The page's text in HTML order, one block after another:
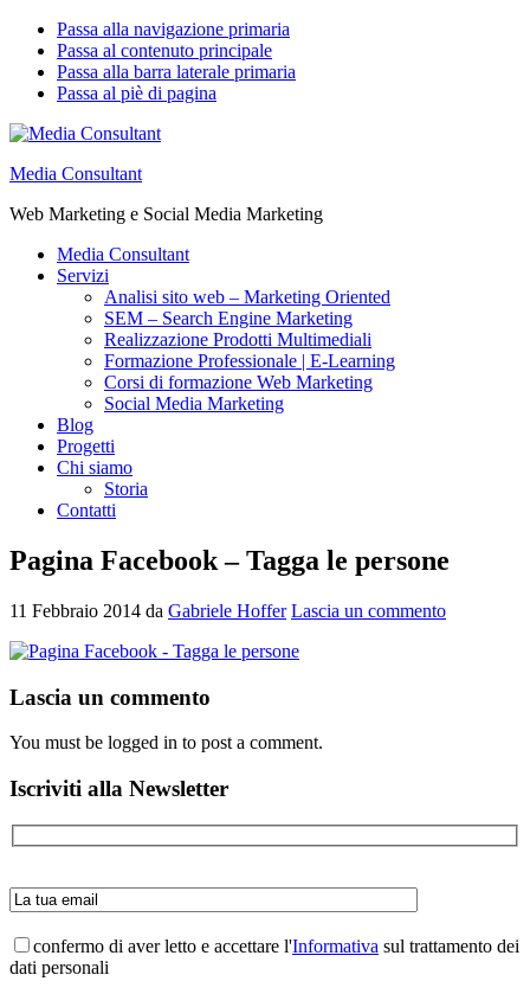
Passa alla navigazione primaria
Passa al contenuto principale
Passa alla barra laterale primaria
Passa al piè di pagina
Media Consultant
Web Marketing e Social Media Marketing
Media Consultant
Servizi
Analisi sito web – Marketing Oriented
SEM – Search Engine Marketing
Realizzazione Prodotti Multimediali
Formazione Professionale | E-Learning
Corsi di formazione Web Marketing
Social Media Marketing
Blog
Progetti
Chi siamo
Storia
Contatti
Pagina Facebook – Tagga le persone
11 Febbraio 2014 da Gabriele Hoffer Lascia un commento
Interazioni
lettore
Lascia un commento
You must be logged in to post a comment.
Barra
laterale
primaria
Iscriviti alla Newsletter
confermo di aver letto e accettare l'Informativa sul trattamento dei
dati personali